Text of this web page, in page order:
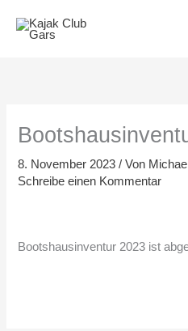
Inhalt
springen
8. November 2023/ Von
Schreibe einen Kommentar
Bootshausinventur 2023 ist